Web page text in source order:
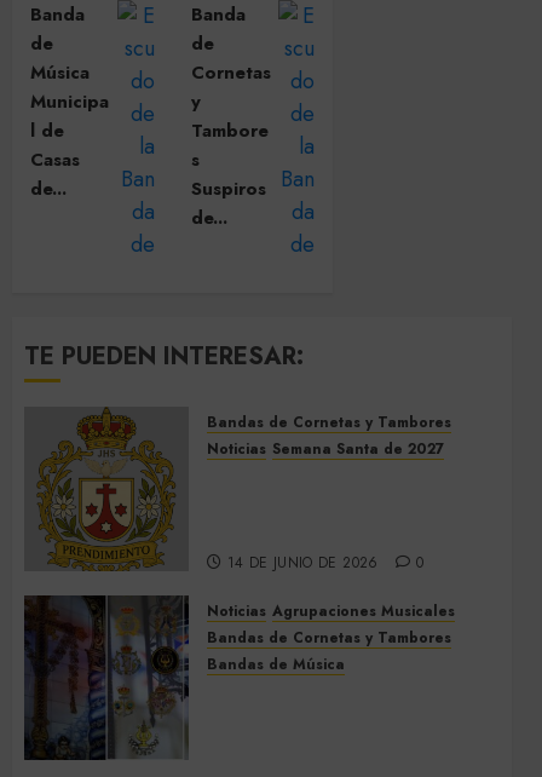
Banda
de
Música
Municipa
l de
Casas
de...
Banda
de
Cornetas
y
Tambore
s
Suspiros
de...
TE PUEDEN INTERESAR:
Bandas de Cornetas y Tambores
Noticias Semana Santa de 2027
14 DE JUNIO DE 2026 0
Noticias Agrupaciones Musicales
Bandas de Cornetas y Tambores
Bandas de Música